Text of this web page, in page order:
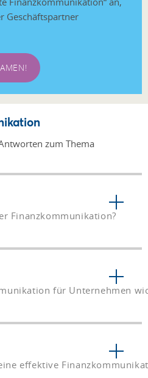
Geschäftspartner
zum Thema
Finanzkommunikation?
für Unternehmen
effektive